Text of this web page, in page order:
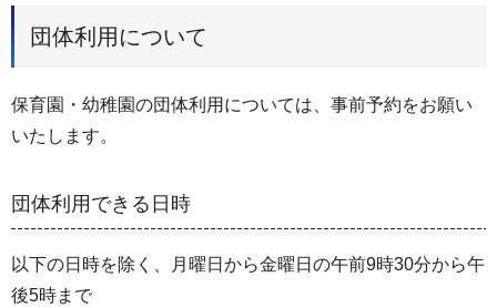
団体利用について
保育園・幼稚園の団体利用については、事前予約をお願い
いたします。
団体利用できる日時
以下の日時を除く、月曜日から金曜日の午前9時30分から午
後5時まで